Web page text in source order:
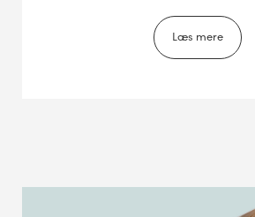
Læs mere